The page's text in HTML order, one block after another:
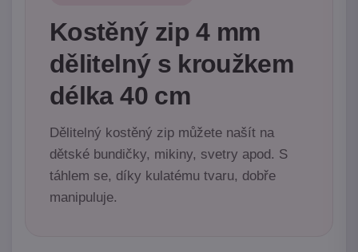
Kostěný zip 4 mm
dělitelný s kroužkem
délka 40 cm
Dělitelný kostěný zip můžete našít na
dětské bundičky, mikiny, svetry apod. S
táhlem se, díky kulatému tvaru, dobře
manipuluje.